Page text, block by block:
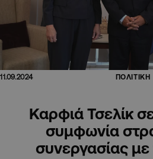
11.09.2024 ΠΟΛΙΤΙΚΗ
Καρφιά Τσελίκ
συμφωνία
συνεργασίας